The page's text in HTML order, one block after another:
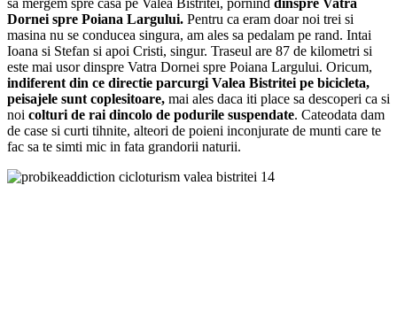
Dornei spre Poiana Largului. Pentru ca eram doar noi trei si
masina nu se conducea singura, am ales sa pedalam pe rand. Intai
Ioana si Stefan si apoi Cristi, singur. Traseul are 87 de kilometri si
este mai usor dinspre Vatra Dornei spre Poiana Largului. Oricum,
indiferent din ce directie parcurgi Valea Bistritei pe bicicleta,
peisajele sunt coplesitoare, mai ales daca iti place sa descoperi ca si
noi colturi de rai dincolo de podurile suspendate. Cateodata dam
de case si curti tihnite, alteori de poieni inconjurate de munti care te
fac sa te simti mic in fata grandorii naturii.